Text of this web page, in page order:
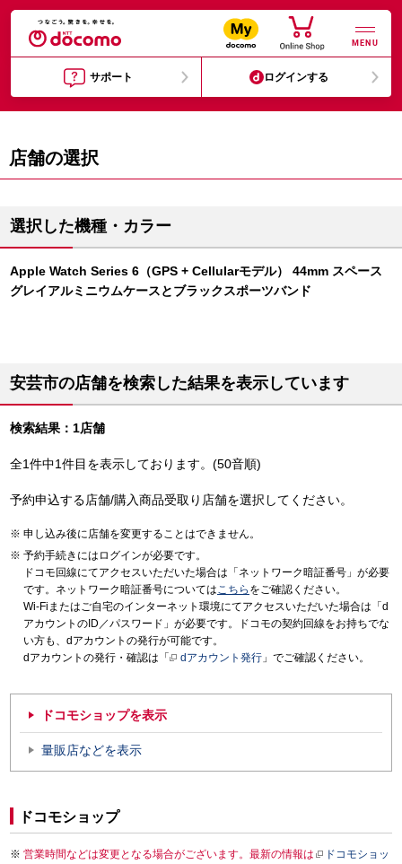
MENU
サポート ログインする
店舗の選択
選択した機種・カラー
Apple Watch Series 6（GPS + Cellularモデル） 44mm スペース
グレイアルミニウムケースとブラックスポーツバンド
安芸市の店舗を検索した結果を表示しています
検索結果：1店舗
全1件中1件目を表示しております。(50音順)
予約申込する店舗/購入商品受取り店舗を選択してください。
申し込み後に店舗を変更することはできません。
予約手続きにはログインが必要です。
ドコモ回線にてアクセスいただいた場合は「ネットワーク暗証番号」が必要
です。ネットワーク暗証番号についてはこちら をご確認ください。
Wi-Fiまたはご自宅のインターネット環境にてアクセスいただいた場合は「d
アカウントのID／パスワード」が必要です。ドコモの契約回線をお持ちでな
い方も、dアカウントの発行が可能です。
dアカウントの発行・確認は「
dアカウント発行 」でご確認ください。
ドコモショップを表示
量販店などを表示
ドコモショップ
営業時間などは変更となる場合がございます。最新の情報は
ドコモショッ